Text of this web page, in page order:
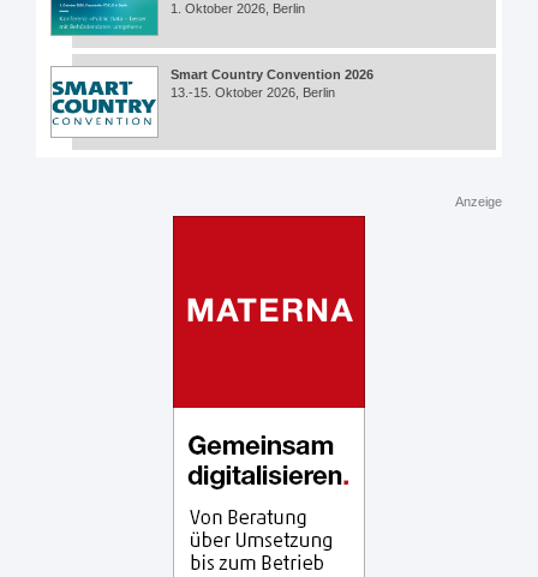
1. Oktober 2026, Berlin
Smart Country Convention 2026
13.-15. Oktober 2026, Berlin
Anzeige